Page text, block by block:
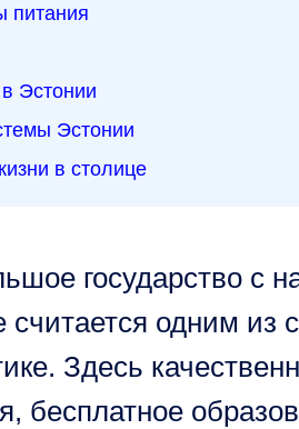
питания
Эстонии
Эстонии
в столице
государство с
считается одним из
Здесь
бесплатное